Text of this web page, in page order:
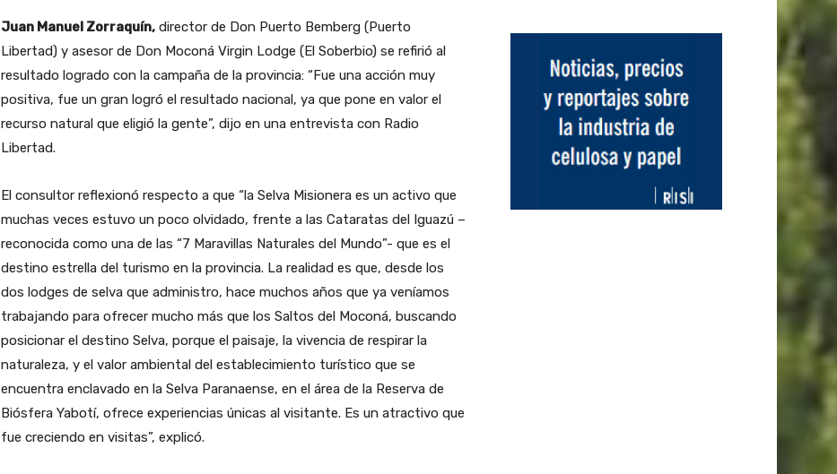
Juan Manuel Zorraquín,director de Don Puerto Bemberg (Puerto
Libertad) y asesor de Don Moconá Virgin Lodge (El Soberbio) se refirió al
resultado logrado con la campaña de la provincia: “Fue una acción muy
positiva, fue un gran logró el resultado nacional, ya que pone en valor el
recurso natural que eligió la gente”, dijo en una entrevista con Radio
Libertad.
El consultor reflexionó respecto a que “la Selva Misionera es un activo que
muchas veces estuvo un poco olvidado, frente a las Cataratas del Iguazú –
reconocida como una de las “7 Maravillas Naturales del Mundo”- que es el
destino estrella del turismo en la provincia. La realidad es que, desde los
dos lodges de selva que administro, hace muchos años que ya veníamos
trabajando para ofrecer mucho más que los Saltos del Moconá, buscando
posicionar el destino Selva, porque el paisaje, la vivencia de respirar la
naturaleza, y el valor ambiental del establecimiento turístico que se
encuentra enclavado en la Selva Paranaense, en el área de la Reserva de
Biósfera Yabotí, ofrece experiencias únicas al visitante. Es un atractivo que
fue creciendo en visitas”, explicó.